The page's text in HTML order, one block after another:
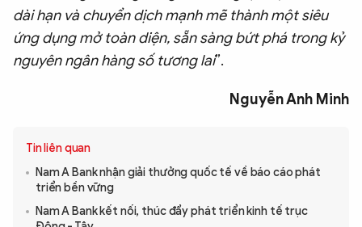
dài hạn và chuyển dịch mạnh mẽ thành một siêu
ứng dụng mở toàn diện, sẵn sàng bứt phá trong kỷ
nguyên ngân hàng số tương lai”.
Nguyễn Anh Minh
Tin liên quan
Nam A Bank nhận giải thưởng quốc tế về báo cáo phát
triển bền vững
Nam A Bank kết nối, thúc đẩy phát triển kinh tế trục